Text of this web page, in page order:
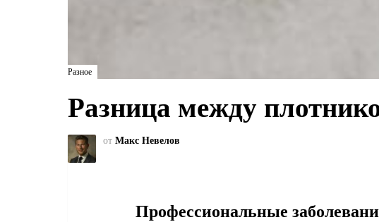
Разное
Разница между
от Макс Невелов
Профессиональные